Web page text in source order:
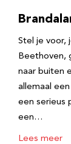
Stel je voor,
Beethoven,
naar buiten
allemaal
een serieus
een…
Lees meer